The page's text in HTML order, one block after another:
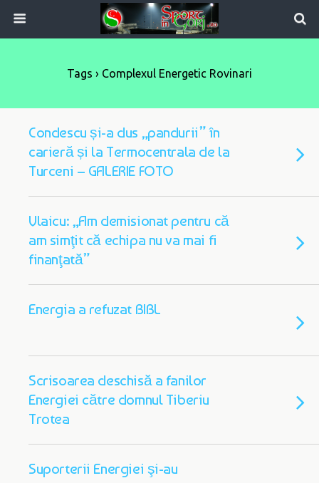
Tags › Complexul Energetic Rovinari
Condescu și-a dus „pandurii” în
carieră și la Termocentrala de la
Turceni – GALERIE FOTO
Vlaicu: „Am demisionat pentru că
am simţit că echipa nu va mai fi
finanţată”
Energia a refuzat BIBL
Scrisoarea deschisă a fanilor
Energiei către domnul Tiberiu
Trotea
Suporterii Energiei şi-au